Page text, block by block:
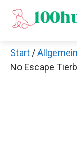
Zum
Inhalt
Start /Allgemein
No Escape